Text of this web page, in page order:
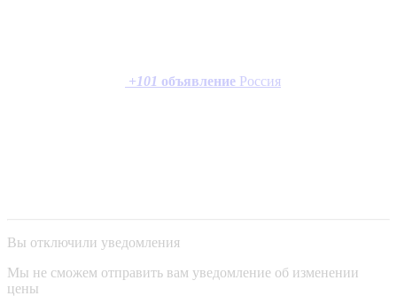
+101 объявление Россия
Вы отключили уведомления
Мы не сможем отправить вам уведомление об изменении
цены